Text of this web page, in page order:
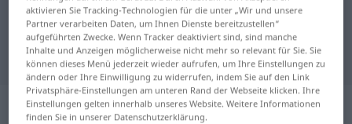
Übersetzung für "ardente"
"ardente" Deutsch Übersetzung
„ardente“
aktivieren Sie Tracking-Technologien für die unter „Wir und unsere
Partner verarbeiten Daten, um Ihnen Dienste bereitzustellen“
aufgeführten Zwecke. Wenn Tracker deaktiviert sind, sind manche
Inhalte und Anzeigen möglicherweise nicht mehr so relevant für Sie. Sie
können dieses Menü jederzeit wieder aufrufen, um Ihre Einstellungen zu
ändern oder Ihre Einwilligung zu widerrufen, indem Sie auf den Link
Privatsphäre-Einstellungen am unteren Rand der Webseite klicken. Ihre
Einstellungen gelten innerhalb unseres Website. Weitere Informationen
finden Sie in unserer Datenschutzerklärung.